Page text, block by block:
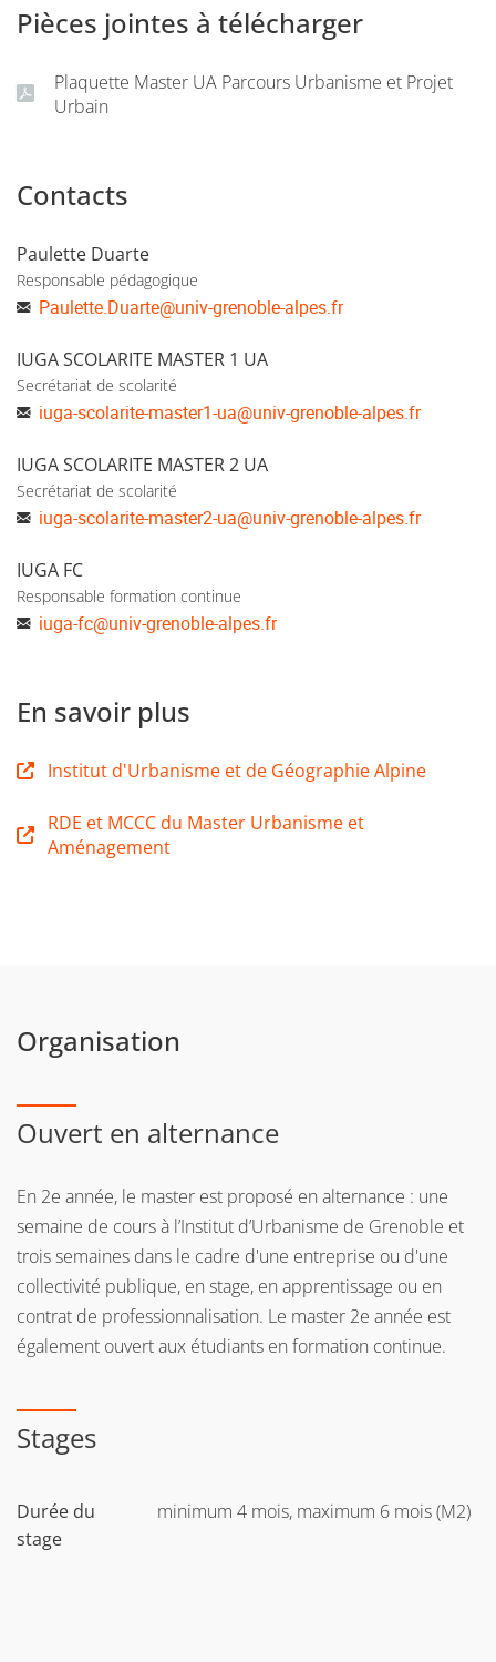
Pièces jointes à télécharger
Plaquette Master UA Parcours Urbanisme et Projet
Urbain
Contacts
Paulette Duarte
Responsable pédagogique
Paulette.Duarte@univ-grenoble-alpes.fr
IUGA SCOLARITE MASTER 1 UA
Secrétariat de scolarité
iuga-scolarite-master1-ua@univ-grenoble-alpes.fr
IUGA SCOLARITE MASTER 2 UA
Secrétariat de scolarité
iuga-scolarite-master2-ua@univ-grenoble-alpes.fr
IUGA FC
Responsable formation continue
iuga-fc@univ-grenoble-alpes.fr
En savoir plus
Institut d'Urbanisme et de Géographie Alpine
RDE et MCCC du Master Urbanisme et
Aménagement
Organisation
Ouvert en alternance
En 2e année, le master est proposé en alternance : une
semaine de cours à l’Institut d’Urbanisme de Grenoble et
trois semaines dans le cadre d'une entreprise ou d'une
collectivité publique, en stage, en apprentissage ou en
contrat de professionnalisation. Le master 2e année est
également ouvert aux étudiants en formation continue.
Stages
Durée du
stage
minimum 4 mois, maximum 6 mois (M2)